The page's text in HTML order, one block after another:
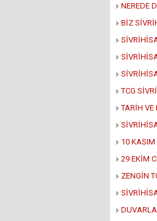
NEREDE
BİZ
TCG
TARİH VE
10 KASIM
29 EKİM
ZENGİN